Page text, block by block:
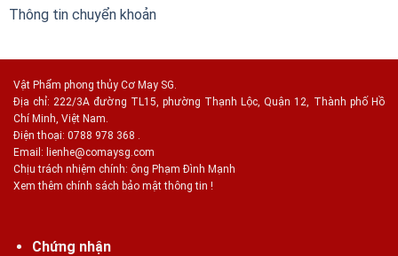
Thông tin chuyển khoản
Vật Phẩm phong thủy Cơ May SG.
Địa chỉ: 222/3A đường TL15, phường Thạnh Lộc, Quận 12, Thành phố Hồ
Chí Minh, Việt Nam.
Điện thoại: 0788 978 368 .
Email: lienhe@comaysg.com
Chịu trách nhiệm chính: ông Phạm Đình Mạnh
Xem thêm chính sách bảo mật thông tin !
Chứng nhận